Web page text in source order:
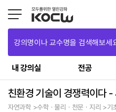
강의명이나 교수명을 검색해보세
내 강의실 전공
친환경 기술이 경쟁력이다
자연과학 >수학ㆍ물리ㆍ천문ㆍ지리 >기